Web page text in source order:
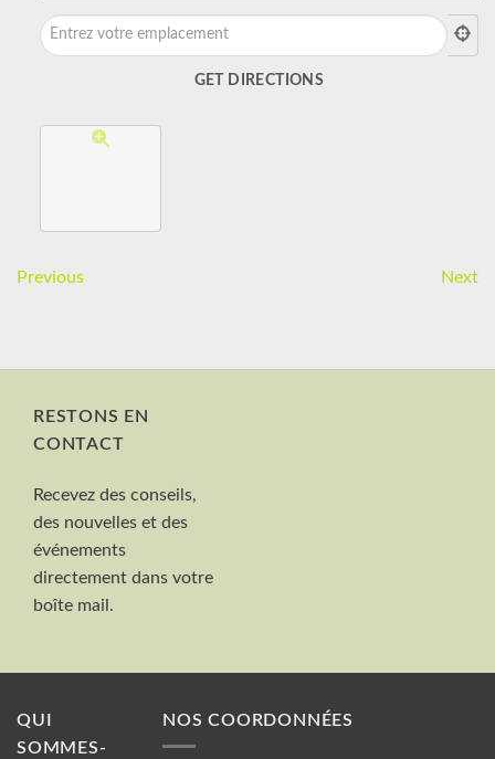
Previous Next
RESTONS EN
CONTACT
Recevez des conseils,
des nouvelles et des
événements
directement dans votre
boîte mail.
QUI
SOMMES-
NOS COORDONNÉES